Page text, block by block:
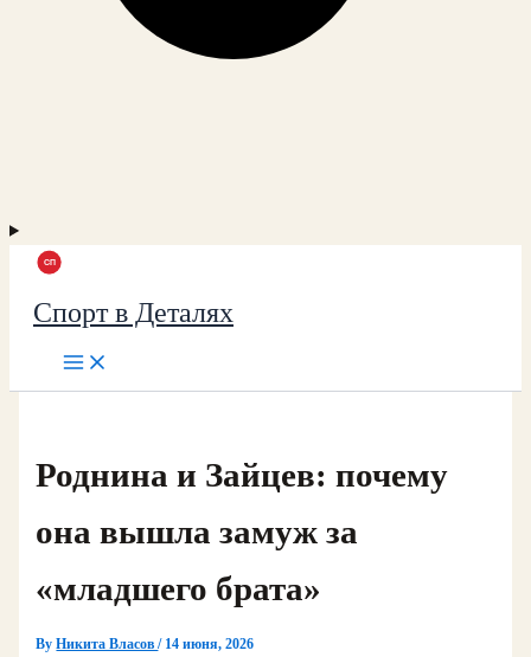
Спорт в Деталях
Роднина и Зайцев: почему
она вышла замуж за
«младшего брата»
ByНикита Власов/ 14 июня, 2026